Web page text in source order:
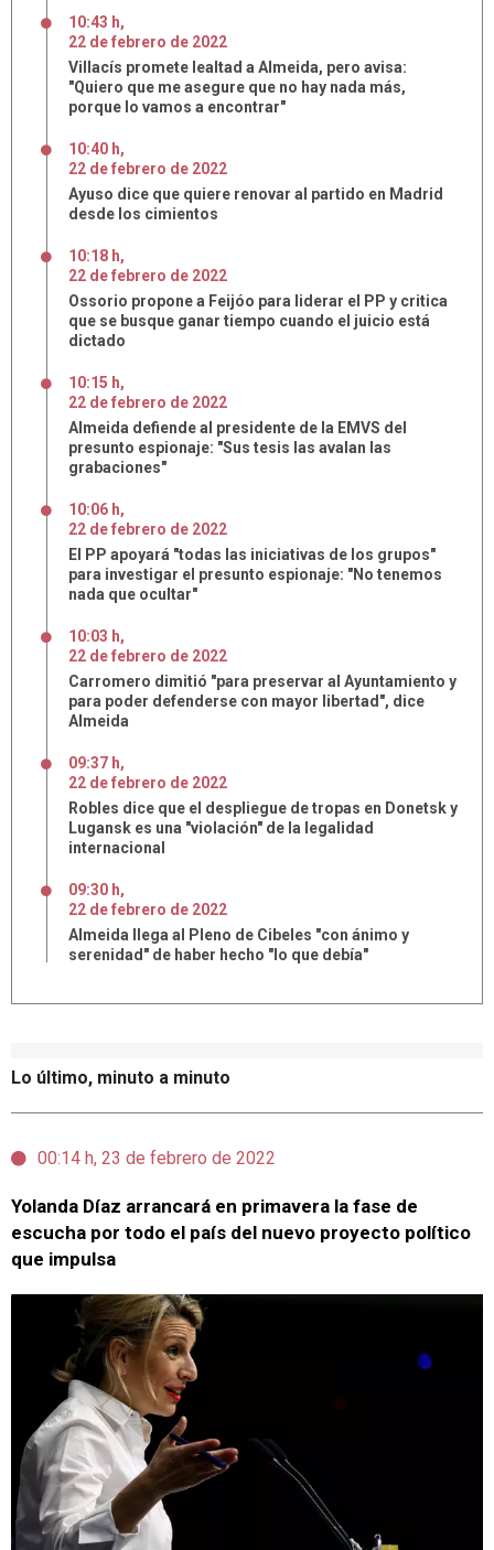
Lo último, minuto a minuto
00:14 h, 23 de febrero de 2022
Yolanda Díaz arrancará en primavera la fase de
escucha por todo el país del nuevo proyecto político
que impulsa
10:43 h,
22 defebrero de 2022
Villacís promete lealtad a Almeida, pero avisa:
"Quiero que me asegure que no hay nada más,
porque lo vamos a encontrar"
10:40 h,
22 defebrero de 2022
Ayuso dice que quiere renovar al partido en Madrid
desde los cimientos
10:18 h,
22 defebrero de 2022
Ossorio propone a Feijóo para liderar el PP y critica
que se busque ganar tiempo cuando el juicio está
dictado
10:15 h,
22 defebrero de 2022
Almeida defiende al presidente de la EMVS del
presunto espionaje: "Sus tesis las avalan las
grabaciones"
10:06 h,
22 defebrero de 2022
El PP apoyará "todas las iniciativas de los grupos"
para investigar el presunto espionaje: "No tenemos
nada que ocultar"
10:03 h,
22 defebrero de 2022
Carromero dimitió "para preservar al Ayuntamiento y
para poder defenderse con mayor libertad", dice
Almeida
09:37 h,
22 defebrero de 2022
Robles dice que el despliegue de tropas en Donetsk y
Lugansk es una "violación" de la legalidad
internacional
09:30 h,
22 defebrero de 2022
Almeida llega al Pleno de Cibeles "con ánimo y
serenidad" de haber hecho "lo que debía"